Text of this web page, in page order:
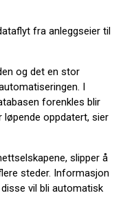
fra anleggseier til
og det en stor
I
forenkles blir
løpende oppdatert, sier
slipper å
steder. Informasjon
vil bli automatisk